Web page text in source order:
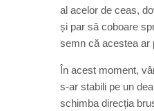
al acelor de ceas,
și par să coboare
semn că acestea ar
În acest moment,
s-ar stabili pe un
schimba direcția